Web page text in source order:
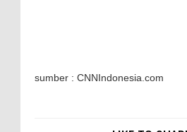
sumber : CNNIndonesia.com